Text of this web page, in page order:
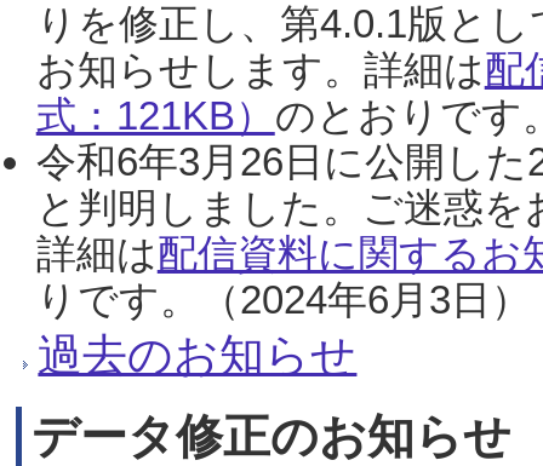
りを修正し、第4.0.1版と
お知らせします。詳細は配
式：121KB） のとおりです
令和6年3月26日に公開し
と判明しました。ご迷惑
詳細は配信資料に関するお
りです。（2024年6月3日）
過去のお知らせ
データ修正のお知らせ